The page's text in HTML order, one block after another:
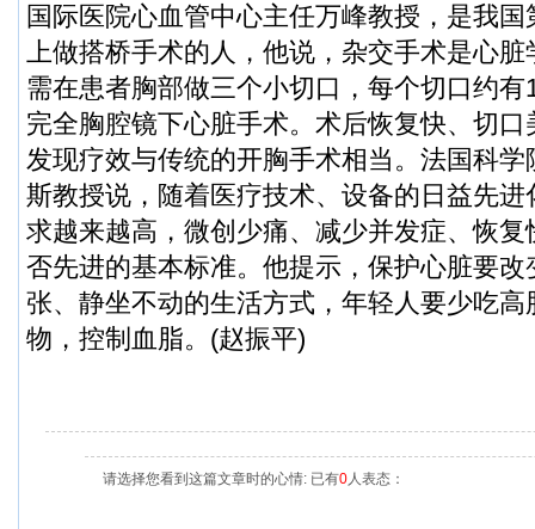
国际医院心血管中心主任万峰教授，是我
上做搭桥手术的人，他说，杂交手术是心
需在患者胸部做三个小切口，每个切口约
完全胸腔镜下心脏手术。术后恢复快、切
发现疗效与传统的开胸手术相当。法国科学
斯教授说，随着医疗技术、设备的日益先
求越来越高，微创少痛、减少并发症、恢
否先进的基本标准。他提示，保护心脏要
张、静坐不动的生活方式，年轻人要少吃
物，控制血脂。(赵振平)
请选择您看到这篇文章时的心情: 已有0人表态：